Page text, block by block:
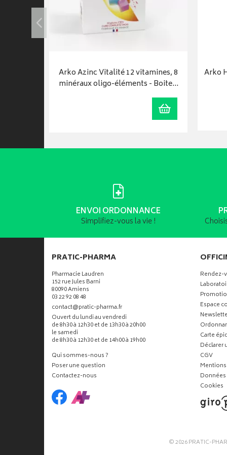
Arko Azinc Vitalité 12 vitamines, 8
minéraux oligo-éléments - Boite…
Ajouter au
Arko
ENVOI ORDONNANCE
Simplifiez-vous la vie !
PRATIC-PHARMA
Pharmacie Laudren
152 rue Jules Barni
80090 Amiens
03 22 92 08 48
contact-
@-
pratic-pharma.fr
Ouvert du lundi au vendredi
de 8h30 à 12h30 et de 13h30 à 20h00
le samedi
de 8h30 à 12h30 et de 14h00 à 19h00
Qui sommes-nous ?
Poser une question
Contactez-nous
Rendez-
Espace
Carte
Déclarer
CGV
Cookies
© 2026PRATIC-